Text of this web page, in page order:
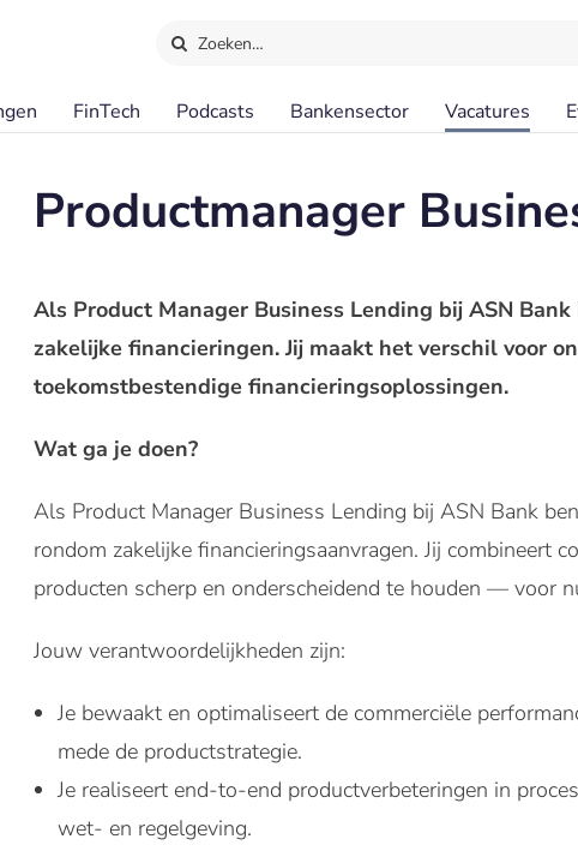
Zoeken…
FinTech Podcasts Bankensector Vacatures
Productmanager
Als Product Manager Business Lending bij ASN
zakelijke financieringen. Jij maakt het verschil voor
toekomstbestendige financieringsoplossingen.
Wat ga je doen?
Als Product Manager Business Lending bij ASN Bank
rondom zakelijke financieringsaanvragen. Jij combineert
producten scherp en onderscheidend te houden — voor
Jouw verantwoordelijkheden zijn:
Je bewaakt en optimaliseert de commerciële
mede de productstrategie.
Je realiseert end-to-end productverbeteringen in
wet- en regelgeving.